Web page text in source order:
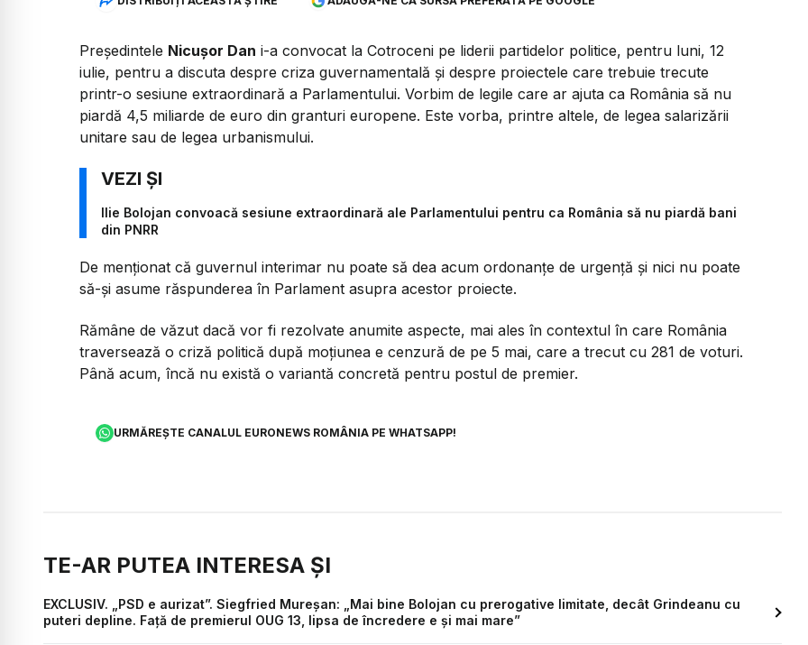
Președintele Nicușor Dan i-a convocat la Cotroceni pe liderii partidelor politice, pentru luni, 12
iulie, pentru a discuta despre criza guvernamentală și despre proiectele care trebuie trecute
printr-o sesiune extraordinară a Parlamentului. Vorbim de legile care ar ajuta ca România să nu
piardă 4,5 miliarde de euro din granturi europene. Este vorba, printre altele, de legea salarizării
unitare sau de legea urbanismului.
Ilie Bolojan convoacă sesiune extraordinară ale Parlamentului pentru ca România să nu piardă bani
din PNRR
De menționat că guvernul interimar nu poate să dea acum ordonanțe de urgență și nici nu poate
să-și asume răspunderea în Parlament asupra acestor proiecte.
Rămâne de văzut dacă vor fi rezolvate anumite aspecte, mai ales în contextul în care România
traversează o criză politică după moțiunea e cenzură de pe 5 mai, care a trecut cu 281 de voturi.
Până acum, încă nu există o variantă concretă pentru postul de premier.
URMĂREȘTE CANALUL EURONEWS ROMÂNIA PE WHATSAPP!
TE-AR PUTEA INTERESA ȘI
EXCLUSIV. „PSD e aurizat”. Siegfried Mureșan: „Mai bine Bolojan cu prerogative limitate, decât Grindeanu cu
puteri depline. Față de premierul OUG 13, lipsa de încredere e și mai mare”